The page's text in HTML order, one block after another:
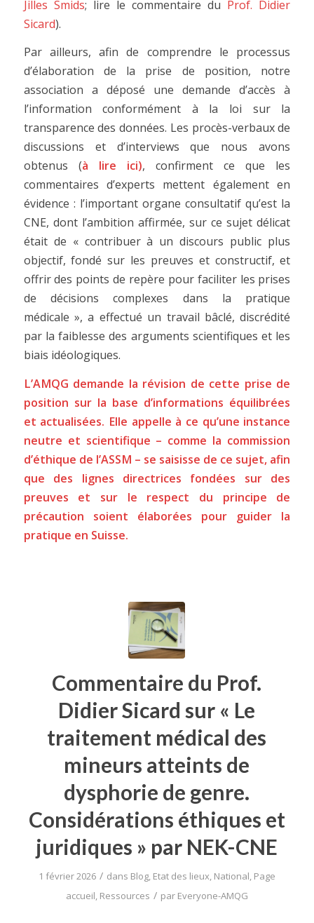
Jilles Smids; lire le commentaire du Prof. Didier
Sicard).
Par ailleurs, afin de comprendre le processus
d’élaboration de la prise de position, notre
association a déposé une demande d’accès à
l’information conformément à la loi sur la
transparence des données. Les procès-verbaux de
discussions et d’interviews que nous avons
obtenus (à lire ici), confirment ce que les
commentaires d’experts mettent également en
évidence : l’important organe consultatif qu’est la
CNE, dont l’ambition affirmée, sur ce sujet délicat
était de « contribuer à un discours public plus
objectif, fondé sur les preuves et constructif, et
offrir des points de repère pour faciliter les prises
de décisions complexes dans la pratique
médicale », a effectué un travail bâclé, discrédité
par la faiblesse des arguments scientifiques et les
biais idéologiques.
L’AMQG demande la révision de cette prise de
position sur la base d’informations équilibrées
et actualisées. Elle appelle à ce qu’une instance
neutre et scientifique – comme la commission
d’éthique de l’ASSM – se saisisse de ce sujet, afin
que des lignes directrices fondées sur des
preuves et sur le respect du principe de
précaution soient élaborées pour guider la
pratique en Suisse.
Commentaire du Prof.
Didier Sicard sur « Le
traitement médical des
mineurs atteints de
dysphorie de genre.
Considérations éthiques et
juridiques » par NEK-CNE
1 février 2026 / dans Blog, Etat des lieux, National, Page
accueil, Ressources / par Everyone-AMQG